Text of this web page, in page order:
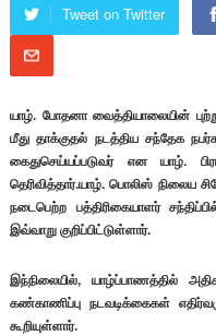
Tweet on Twitter
யாழ். போதனா வைத்தியாலையின்
மீது தாக்குதல் நடத்திய சந்தேக
கைதுசெய்யப்படுவர் என யாழ்.
தெரிவித்தார்.யாழ். பொலிஸ் நிலைய
நடைபெற்ற பத்திரிகையாளர்
இவ்வாறு குறிப்பிட்டுள்ளார்.
இந்நிலையில், யாழ்ப்பாணத்தில்
கண்காணிப்பு நடவடிக்கைகள்
கூறியுள்ளார்.